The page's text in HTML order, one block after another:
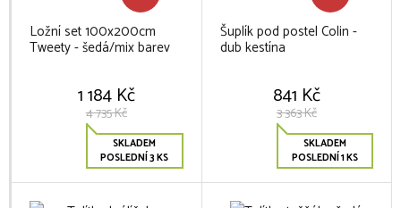
Ložní set 100x200cm
Tweety - šedá/mix barev
1 184 Kč
4 735 Kč
SKLADEM
POSLEDNÍ 3 KS
Šuplík pod postel Colin -
dub kestína
841 Kč
3 363 Kč
SKLADEM
POSLEDNÍ 1 KS